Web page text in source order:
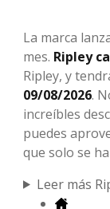
La marca
mes. Ripley
Ripley, y
09/08/2026.
increíbles
puedes
que solo se
Leer más